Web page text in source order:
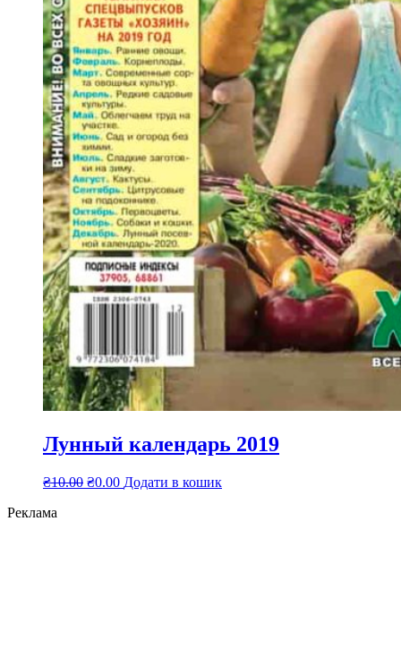
Лунный календарь 2019
₴10.00 ₴0.00 Додати в кошик
Реклама